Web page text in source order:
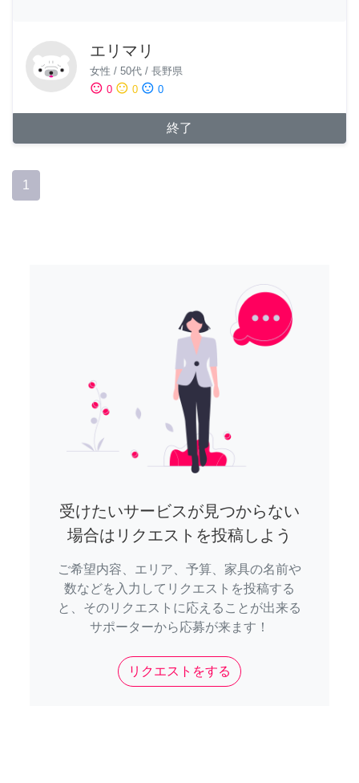
エリマリ
女性 / 50代 / 長野県
sentiment_satisfied 0 sentiment_neutral 0 sentiment_dissatisfied 0
終了
1
受けたいサービスが見つからない
場合はリクエストを投稿しよう
ご希望内容、エリア、予算、家具の名前や
数などを入力してリクエストを投稿する
と、そのリクエストに応えることが出来る
サポーターから応募が来ます！
リクエストをする